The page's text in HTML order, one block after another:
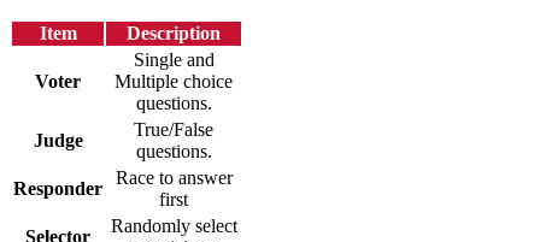
Item Description
Voter
Single and
Multiple choice
questions.
Judge
True/False
questions.
Responder
Race to answer
first
Selector
Randomly select